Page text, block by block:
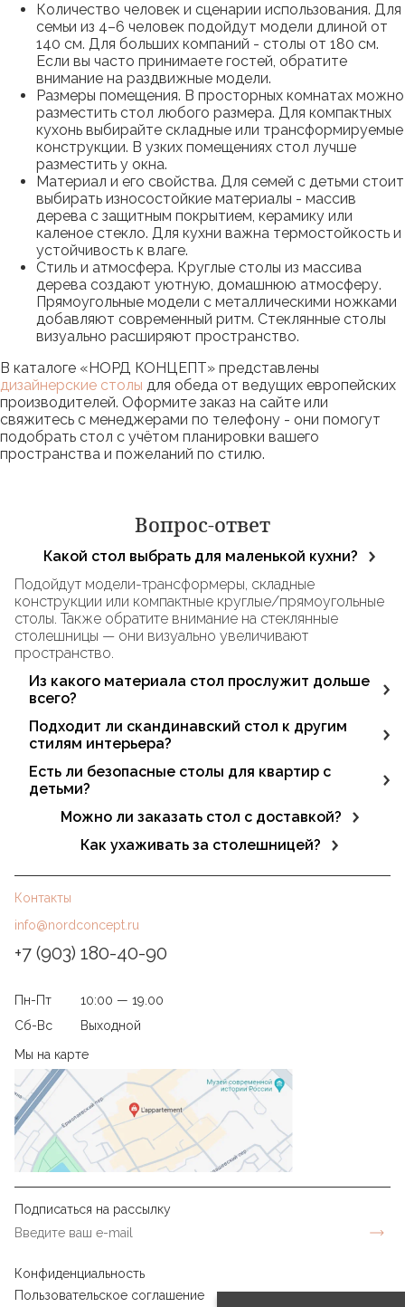
Количество человек и сценарии использования. Для
семьи из 4–6 человек подойдут модели длиной от
140 см. Для больших компаний - столы от 180 см.
Если вы часто принимаете гостей, обратите
внимание на раздвижные модели.
Размеры помещения. В просторных комнатах можно
разместить стол любого размера. Для компактных
кухонь выбирайте складные или трансформируемые
конструкции. В узких помещениях стол лучше
разместить у окна.
Материал и его свойства. Для семей с детьми стоит
выбирать износостойкие материалы - массив
дерева с защитным покрытием, керамику или
каленое стекло. Для кухни важна термостойкость и
устойчивость к влаге.
Стиль и атмосфера. Круглые столы из массива
дерева создают уютную, домашнюю атмосферу.
Прямоугольные модели с металлическими ножками
добавляют современный ритм. Стеклянные столы
визуально расширяют пространство.
В каталоге «НОРД КОНЦЕПТ» представлены
дизайнерские столы для обеда от ведущих европейских
производителей. Оформите заказ на сайте или
свяжитесь с менеджерами по телефону - они помогут
подобрать стол с учётом планировки вашего
пространства и пожеланий по стилю.
Вопрос-ответ
Какой стол выбрать для маленькой кухни?
Подойдут модели-трансформеры, складные
конструкции или компактные круглые/прямоугольные
столы. Также обратите внимание на стеклянные
столешницы — они визуально увеличивают
пространство.
Из какого материала стол прослужит дольше
всего?
Наиболее долговечны столы из массива дерева (дуб,
ясень) и натурального камня. Металл и каленое стекло
также демонстрируют высокую износостойкость.
Подходит ли скандинавский стол к другим
стилям интерьера?
Да, такие модели универсальны и легко сочетаются с
минимализмом, экостилем, средиземноморским
Есть ли безопасные столы для квартир с
детьми?
Рекомендуем круглые или овальные столы без острых
Можно ли заказать стол с доставкой?
Да, в L’appartement доступна доставка по Москве и
оформления заказа.
Как ухаживать за столешницей?
Протирайте мягкой влажной тканью. Для деревянных
поверхностей используйте специальные масла или
воски. Избегайте агрессивной химии и абразивов.
Контакты
info@nordconcept.ru
+7 (903) 180-40-90
Пн-Пт
10:00 — 19.00
Сб-Вс
Выходной
Мы на карте
Подписаться на рассылку
Конфиденциальность
Пользовательское соглашение